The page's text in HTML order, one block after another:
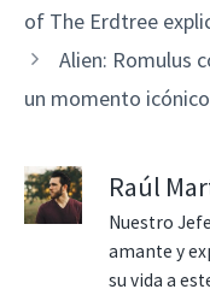
of The Erdtree
Alien: Romulus
un momento
Raúl
Nuestro
amante y
su vida a